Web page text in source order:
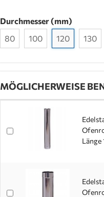
Durchmesser (mm)
80
100 120 130
MÖGLICHERWEISE
Länge